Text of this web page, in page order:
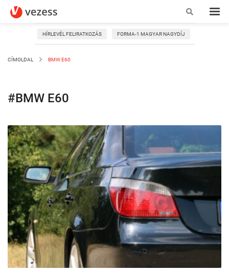
HÍRLEVÉL FELIRATKOZÁS FORMA-1 MAGYAR NAGYDÍJ
CÍMOLDAL BMW E60
#BMW E60